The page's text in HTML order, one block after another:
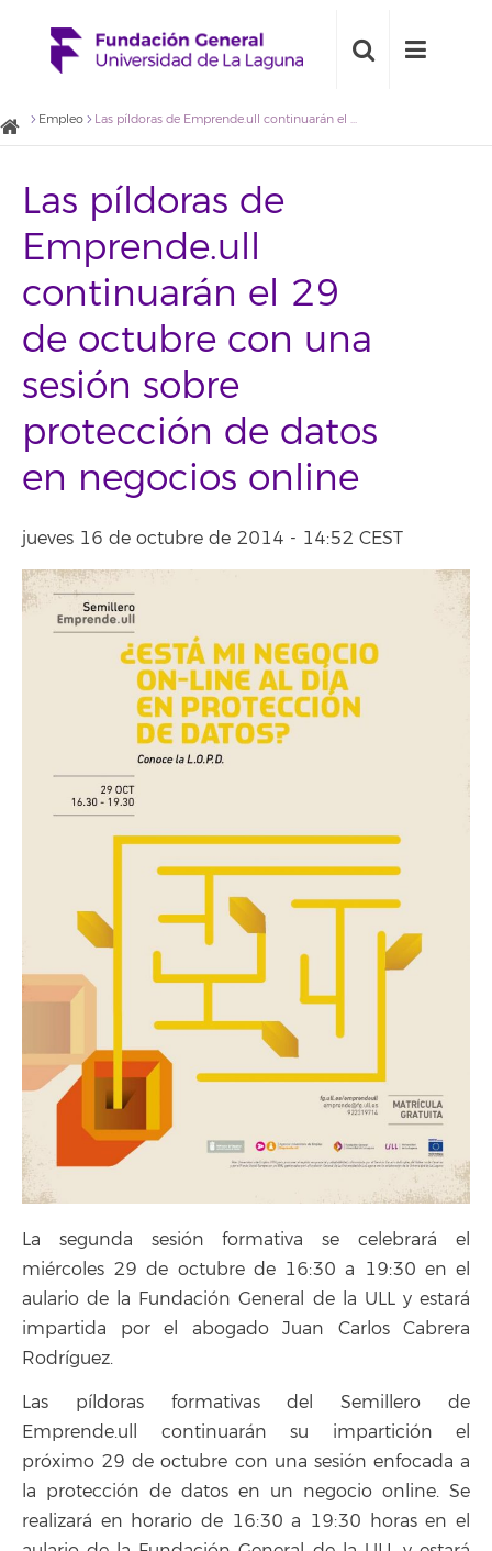
Empleo Las píldoras de Emprende.ull continuarán el 29 de octubre con una sesión sobre protección de datos en negocios online
Las píldoras de
Emprende.ull
continuarán el 29
de octubre con una
sesión sobre
protección de datos
en negocios online
jueves 16 de octubre de 2014 - 14:52 CEST
La segunda sesión formativa se celebrará el
miércoles 29 de octubre de 16:30 a 19:30 en el
aulario de la Fundación General de la ULL y estará
impartida por el abogado Juan Carlos Cabrera
Rodríguez.
Las píldoras formativas del Semillero de
Emprende.ull continuarán su impartición el
próximo 29 de octubre con una sesión enfocada a
la protección de datos en un negocio online. Se
realizará en horario de 16:30 a 19:30 horas en el